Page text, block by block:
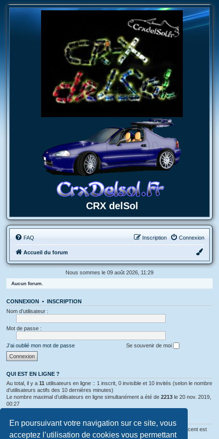
En poursuivant votre navigation sur ce site, vous
acceptez l’utilisation de cookies vous permettant
CRX delSol
FAQ Connexion
Inscription
Accueil du forum
Nous sommes le 09 août 2026, 11:29
Aucun forum.
CONNEXION • INSCRIPTION
Nom d’utilisateur :
Mot de passe :
J’ai oublié mon mot de passe Se souvenir de moi
QUI EST EN LIGNE ?
Au total, il y a 11 utilisateurs en ligne :: 1 inscrit, 0 invisible et 10 invités (selon le nombre
d’utilisateurs actifs des 10 dernières minutes)
Le nombre maximal d’utilisateurs en ligne simultanément a été de 2213 le 20 nov. 2019,
00:27
STATISTIQUES
membres • Notre membre le plus récent est
Tisma11